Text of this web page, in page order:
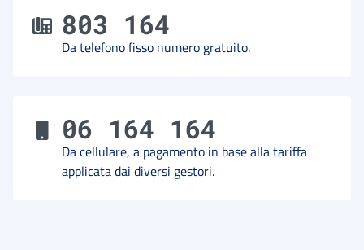
803 164
Da telefono fisso numero gratuito.
06 164 164
Da cellulare, a pagamento in base alla tariffa
applicata dai diversi gestori.